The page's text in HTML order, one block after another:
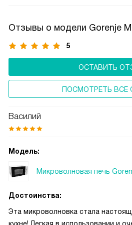
Отзывы о модели Gorenje
5
ОСТАВИТЬ
ПОСМОТРЕТЬ ВСЕ
Василий
Модель:
Микроволновая печь
Достоинства:
Эта микроволновка стала